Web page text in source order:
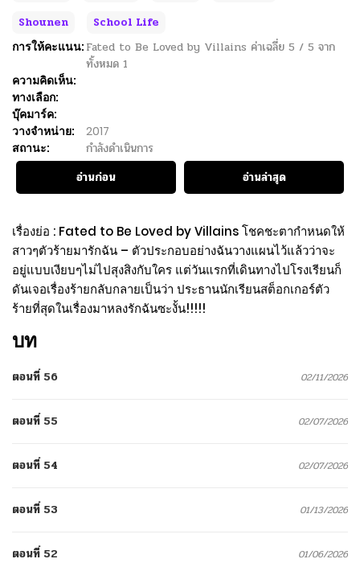
Shounen
School Life
การให้คะแนน: Fated to Be Loved by Villains ค่าเฉลี่ย 5 / 5 จาก
ทั้งหมด 1
ความคิดเห็น:
ทางเลือก:
บุ๊คมาร์ค:
วางจำหน่าย:
2017
สถานะ:
กำลังดำเนินการ
อ่านก่อน
อ่านล่าสุด
เรื่องย่อ : Fated to Be Loved by Villains โชคชะตากำหนดให้
สาวๆตัวร้ายมารักฉัน – ตัวประกอบอย่างฉันวางแผนไว้แล้วว่าจะ
อยู่แบบเงียบๆไม่ไปสุงสิงกับใคร แต่วันแรกที่เดินทางไปโรงเรียนก็
ดันเจอเรื่องร้ายกลับกลายเป็นว่า ประธานนักเรียนสต็อกเกอร์ตัว
ร้ายที่สุดในเรื่องมาหลงรักฉันซะงั้น!!!!!
บท
ตอนที่ 56 02/11/2026
ตอนที่ 55 02/07/2026
ตอนที่ 54 02/07/2026
ตอนที่ 53 01/13/2026
ตอนที่ 52 01/06/2026